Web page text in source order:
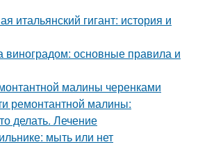
итальянский гигант: история и
виноградом: основные правила и
малины черенками
ремонтантной малины:
делать. Лечение
мыть или нет